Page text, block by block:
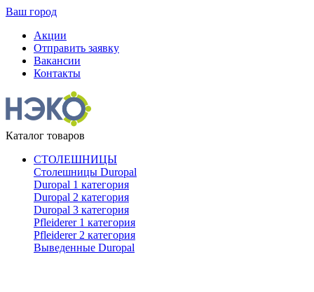
Ваш город
Акции
Отправить заявку
Вакансии
Контакты
Каталог товаров
СТОЛЕШНИЦЫ
Столешницы Duropal
Duropal 1 категория
Duropal 2 категория
Duropal 3 категория
Pfleiderer 1 категория
Pfleiderer 2 категория
Выведенные Duropal